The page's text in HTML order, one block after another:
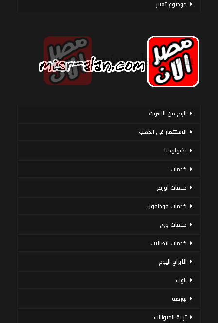
موضوع تعبير
الربح من الانترنت
الاستثمار فى الذهب
تكنولوجيا
خدمات
خدمات اورنج
خدمات فودافون
خدمات وى
خدمات اتصالات
الأبراج اليوم
بنوك
بورصة
تربية الحيوانات